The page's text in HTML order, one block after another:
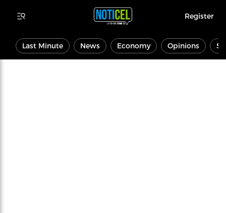
Register
Last Minute News Economy Opinions